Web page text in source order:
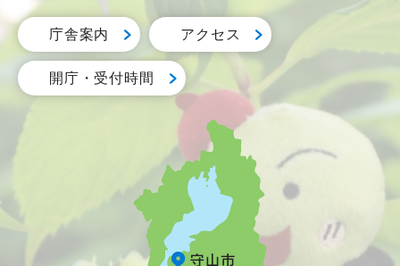
庁舎案内 アクセス
開庁・受付時間